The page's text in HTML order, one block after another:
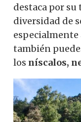
destaca por
diversidad de
especialmente
también
los níscalos,